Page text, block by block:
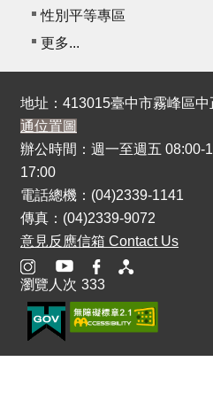
性別平等專區
更多...
地址：413015臺中市霧峰區
通位置圖
辦公時間：週一至週五 08:00-
17:00
電話總機：(04)2339-1141
傳真：(04)2339-9072
意見反應信箱 Contact Us
瀏覽人次 333